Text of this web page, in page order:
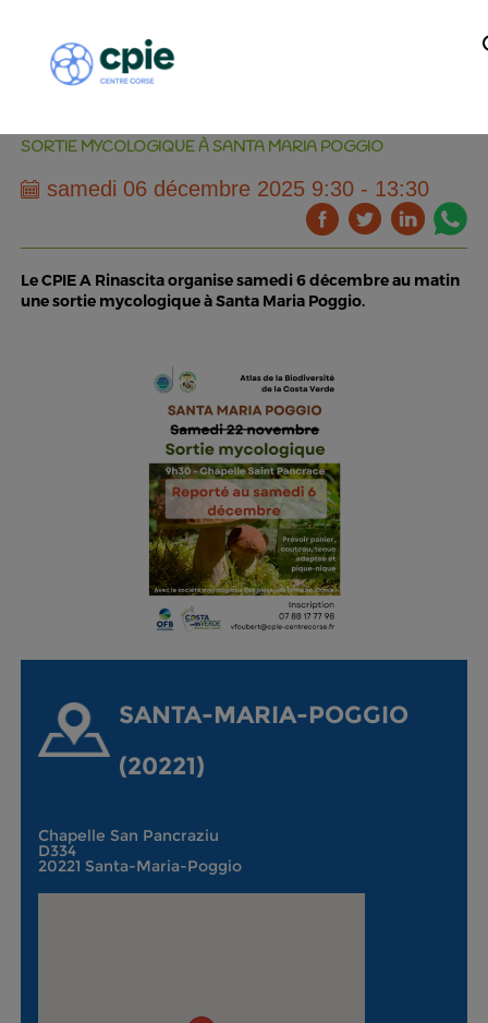
SORTIE MYCOLOGIQUE À SANTA MARIA POGGIO
samedi 06 décembre 2025 9:30 - 13:30
Le CPIE A Rinascita organise samedi 6 décembre au matin
une sortie mycologique à Santa Maria Poggio.
SANTA-MARIA-POGGIO
(20221)
Chapelle San Pancraziu
D334
20221 Santa-Maria-Poggio